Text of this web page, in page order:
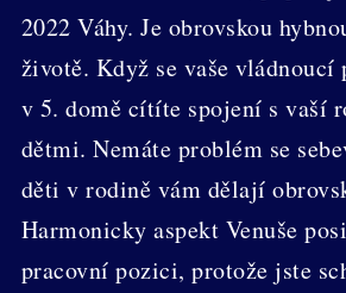
2022 Váhy. Je obrovskou
životě. Když se vaše vládnoucí
v 5. domě cítíte spojení s vaší
dětmi. Nemáte problém se
děti v rodině vám dělají
Harmonicky aspekt Venuše
pracovní pozici, protože jste